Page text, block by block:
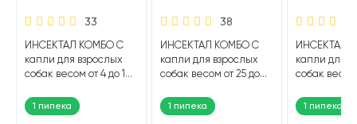
33
ИНСЕКТАЛ КОМБО С
капли для взрослых
собак весом от 4 до 10
блох и гельминтов 1
пипетка 1,0 мл (1
1 пипека
38
ИНСЕКТАЛ КОМБО С
капли для взрослых
собак весом от 25 до
блох и гельминтов 1
пипетка 4,0 мл (1
1 пипека
ИНСЕКТАЛ
капли для
собак
блох и
пипетка 6,0
1 пипека